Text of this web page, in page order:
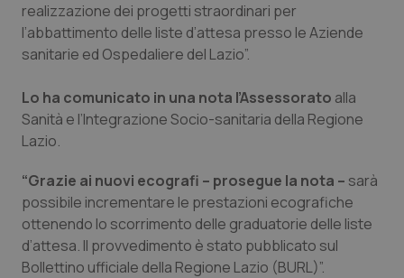
Abruzzo
Basilicata
Calabria
Emilia-Romagna
Friuli Venezia Giulia
QS Pro Gold
Artrite & artrosi
Asma & BPCO
Colesterolo & coronaropatie
Dermatite Atopica
QS Club Newsletter
realizzazione dei progetti straordinari per
l’abbattimento delle liste d’attesa presso le Aziende
sanitarie ed Ospedaliere del Lazio”.
Lo ha comunicato in una nota l’Assessorato alla
Sanità e l’Integrazione Socio-sanitaria della Regione
Lazio.
“Grazie ai nuovi ecografi – prosegue la nota – sarà
possibile incrementare le prestazioni ecografiche
ottenendo lo scorrimento delle graduatorie delle liste
d’attesa. Il provvedimento è stato pubblicato sul
Bollettino ufficiale della Regione Lazio (BURL)”.